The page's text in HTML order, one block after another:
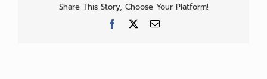
Share This Story, Choose Your Platform!
Facebook Email